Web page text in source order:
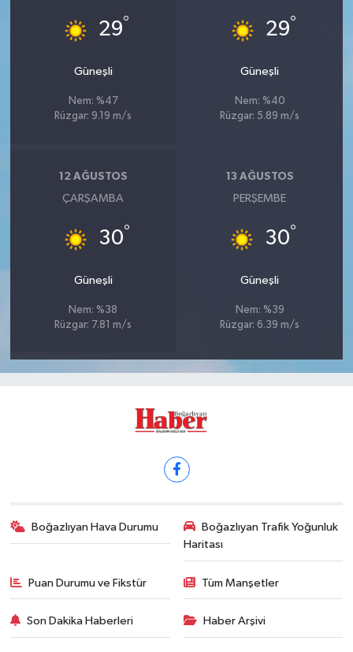
29°
Güneşli
Nem: %47
Rüzgar: 9.19 m/s
29°
Güneşli
Nem: %40
Rüzgar: 5.89 m/s
12 AĞUSTOS
ÇARŞAMBA
30°
Güneşli
Nem: %38
Rüzgar: 7.81 m/s
13 AĞUSTOS
PERŞEMBE
30°
Güneşli
Nem: %39
Rüzgar: 6.39 m/s
Boğazlıyan Hava Durumu
Boğazlıyan Trafik Yoğunluk
Haritası
Puan Durumu ve Fikstür Tüm Manşetler
Son Dakika Haberleri Haber Arşivi